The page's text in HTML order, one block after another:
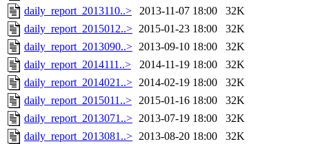
daily_report_2013110..>
2013-11-07 18:00
32K
daily_report_2015012..> 2015-01-23 18:00
32K
daily_report_2013090..> 2013-09-10 18:00
32K
daily_report_2014111..>
2014-11-19 18:00
32K
daily_report_2014021..> 2014-02-19 18:00
32K
daily_report_2015011..> 2015-01-16 18:00
32K
daily_report_2013071..> 2013-07-19 18:00
32K
daily_report_2013081..> 2013-08-20 18:00
32K